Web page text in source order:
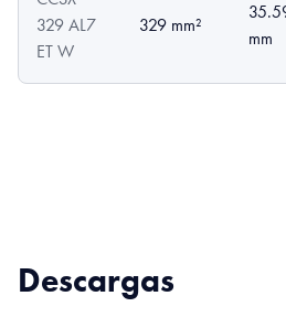
329 AL7
ET W
329 mm²
mm
Descargas